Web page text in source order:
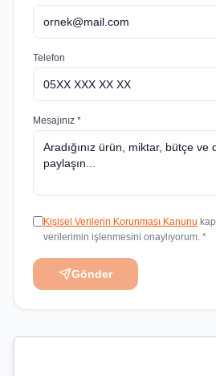
Telefon
Mesajınız *
Kişisel Verilerin Korunması Kanunu
verilerimin işlenmesini onaylıyorum. *
Gönder